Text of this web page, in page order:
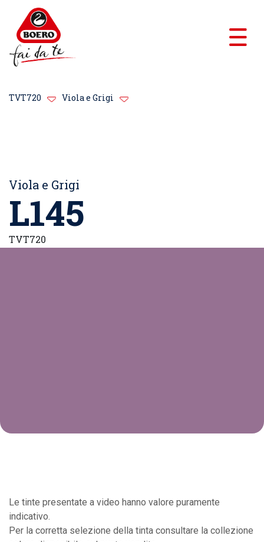
TVT720 Viola e Grigi
Viola e Grigi
L145
TVT720
Le tinte presentate a video hanno valore puramente
indicativo.
Per la corretta selezione della tinta consultare la collezione